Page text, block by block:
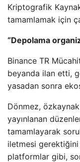
Kriptografik
tamamlamak için
“Depolama
Binance TR
beyanda ilan etti,
yasadan sonra
Dönmez, özkaynak
yayınlanan
tamamlayarak
iletmesi gerektiğini
platformlar gibi,